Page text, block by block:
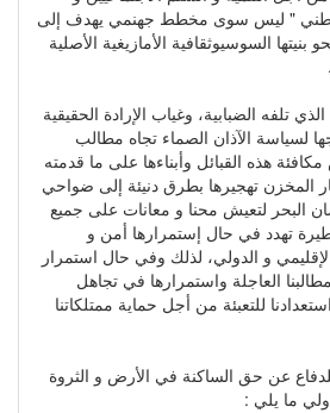
" ليس سوى مخطط جهنمي يهدف إلى
السوسيوثقافية الأمازيغية الأصلية
تلفه الضبابية، وغياب الإرادة الحقيقية
لسياسة الآذان الصماء تجاه مطالب
هذه القبائل وأبناءها على ما قدمته
تهجيرها بطرق دنيئة إلى ضواحي
البحر لتعيش محنا و معانات على جميع
تهدد في حال إستمرارها أمن و
و الدولي، لذلك وفي حال استمرار
العاجلة واستمرارها في تجاهل
للتعبئة من أجل حماية ممتلكاتنا
عن حق الساكنة في الأرض و الثروة
ما يلي :